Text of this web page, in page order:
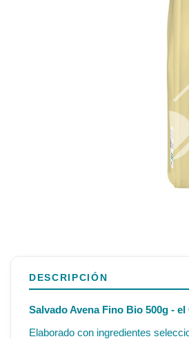
DESCRIPCIÓN
Salvado Avena Fino Bio 500g -
Elaborado con ingredientes